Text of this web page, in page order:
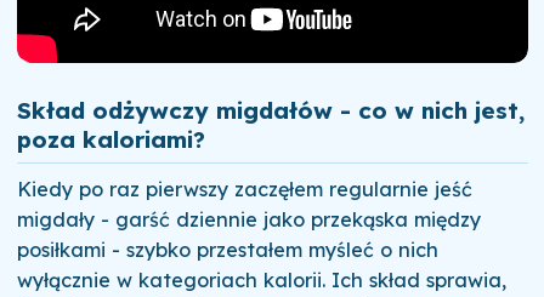
Skład odżywczy migdałów - co w nich jest,
poza kaloriami?
Kiedy po raz pierwszy zaczęłem regularnie jeść
migdały - garść dziennie jako przekąska między
posiłkami - szybko przestałem myśleć o nich
wyłącznie w kategoriach kalorii. Ich skład sprawia,